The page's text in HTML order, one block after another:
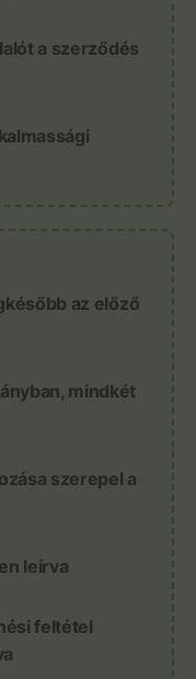
a szerződés
az előző
mindkét
szerepel a
leírva
feltétel